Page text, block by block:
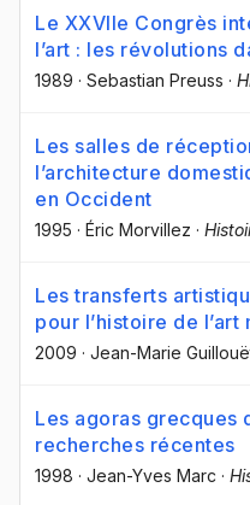
Le XXVIIe Congrès
l’art : les révolutions
1989 · Sebastian Preuss ·
Les salles de
l’architecture
en Occident
1995 · Éric Morvillez ·
Les transferts
pour l’histoire de l’art
2009 · Jean-Marie
Les agoras grecques
recherches récentes
1998 · Jean-Yves Marc ·